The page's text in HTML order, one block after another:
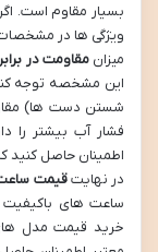
بسیار مقاوم است.
ویژگی ها در
میزانمقاومت در
این مشخصه توجه
شستن دست ها)
فشار آب بیشتر را
اطمینان حاصل کنید
در نهایتقیمت
ساعت های باکیفیت
خرید قیمت مدل